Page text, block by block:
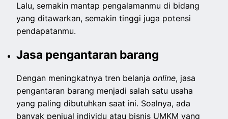
Lalu, semakin mantap pengalamanmu di bidang
yang ditawarkan, semakin tinggi juga potensi
pendapatanmu.
Jasa pengantaran barang
Dengan meningkatnya tren belanjaonline, jasa
pengantaran barang menjadi salah satu usaha
yang paling dibutuhkan saat ini. Soalnya, ada
banyak penjual individu atau bisnis UMKM yang